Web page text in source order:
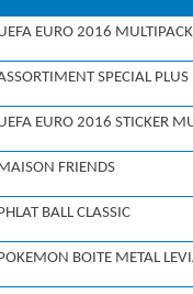
EURO 2016 MULTIPACK
SPECIAL PLUS
EURO 2016 STICKER
FRIENDS
BALL CLASSIC
BOITE METAL